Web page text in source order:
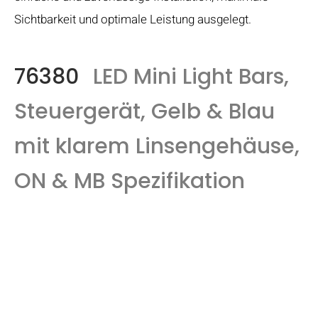
Sichtbarkeit und optimale Leistung ausgelegt.
76380 LED Mini Light Bars,
Steuergerät, Gelb & Blau
mit klarem Linsengehäuse,
ON & MB Spezifikation